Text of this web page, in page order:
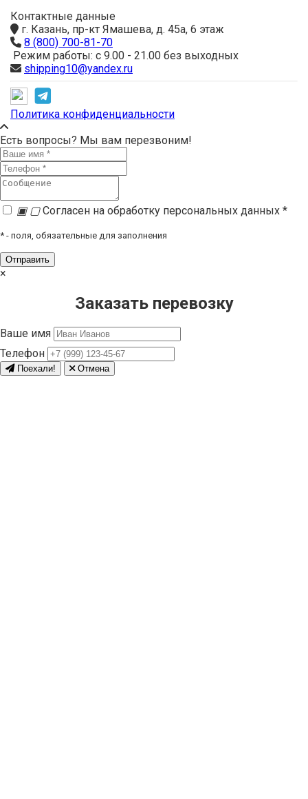
Контактные данные
г. Казань, пр-кт Ямашева, д. 45а, 6 этаж
8 (800) 700-81-70
Режим работы: с 9.00 - 21.00 без выходных
shipping10@yandex.ru
Политика конфиденциальности
Есть вопросы? Мы вам перезвоним!
▣ ▢Согласен на обработку персональных данных *
* - поля, обязательные для заполнения
×
Заказать перевозку
Ваше имя
Телефон
Поехали! Отмена